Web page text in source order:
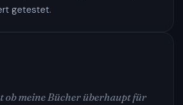
getestet.
ob meine Bücher überhaupt für